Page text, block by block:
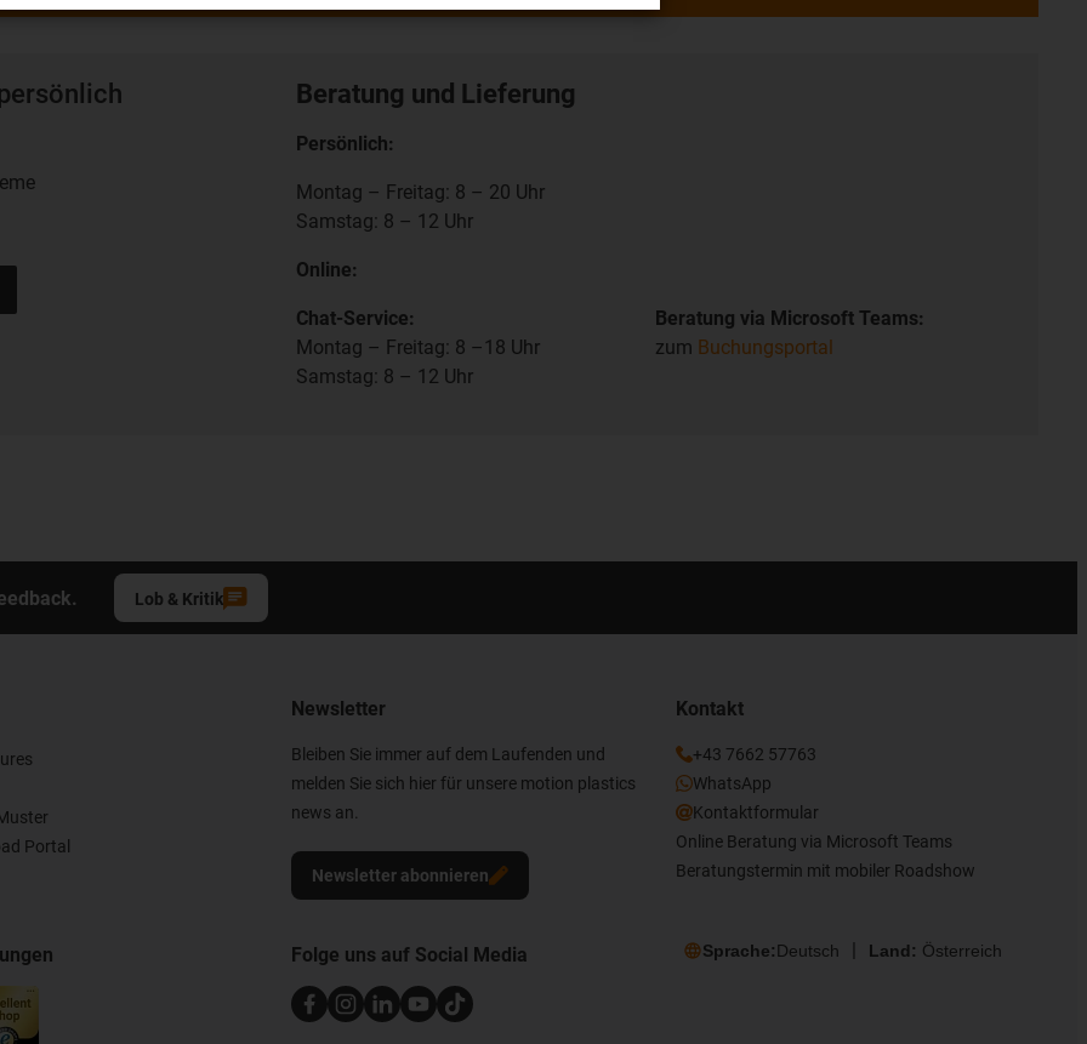
Beratung und Lieferung
Persönlich:
Montag – Freitag: 8 – 20 Uhr
Samstag: 8 – 12 Uhr
Online:
Chat-Service:
Montag – Freitag: 8 –18 Uhr
Samstag: 8 – 12 Uhr
Beratung via Microsoft Teams:
zum Buchungsportal
Lob & Kritik
Portal
Newsletter
Bleiben Sie immer auf dem Laufenden und
melden Sie sich hier für unsere motion plastics
news an.
Newsletter abonnieren
Kontakt
+43 7662 57763
WhatsApp
Kontaktformular
Online Beratung via Microsoft Teams
Beratungstermin mit mobiler Roadshow
Folge uns auf Social Media Sprache:Deutsch Land: Österreich